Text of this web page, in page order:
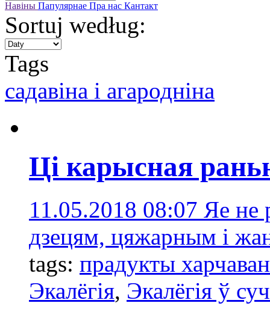
Навіны Папулярнае Пра нас Кантакт
Sortuj według:
Tags
садавіна і агародніна
Ці карысная
11.05.2018 08:07 Яе не
дзецям, цяжарным і
tags: прадукты
Экалёгія, Экалёгія ў